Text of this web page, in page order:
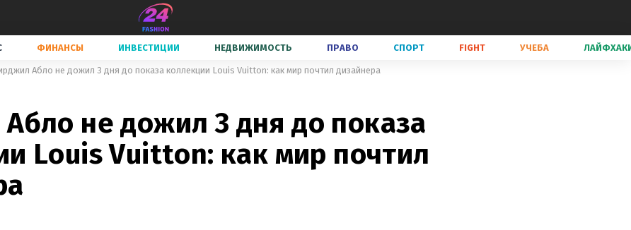
ФИНАНСЫ ИНВЕСТИЦИИ НЕДВИЖИМОСТЬ ПРАВО СПОРТ FIGHT УЧЕБА
Абло не дожил 3 дня до показа коллекции Louis Vuitton: как мир почтил дизайнера
не дожил 3 дня до показа
Louis Vuitton: как мир почтил